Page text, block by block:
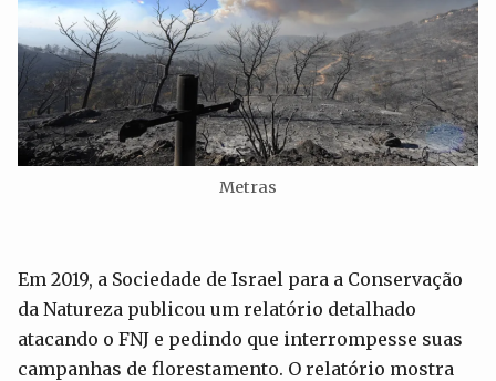
Metras
Em 2019, a Sociedade de Israel para a Conservação
da Natureza publicou um relatório detalhado
atacando o FNJ e pedindo que interrompesse suas
campanhas de florestamento. O relatório mostra